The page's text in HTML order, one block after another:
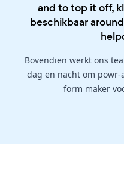
and to top it off,
beschikbaar
Bovendien werkt ons
dag en nacht om powr-
form maker